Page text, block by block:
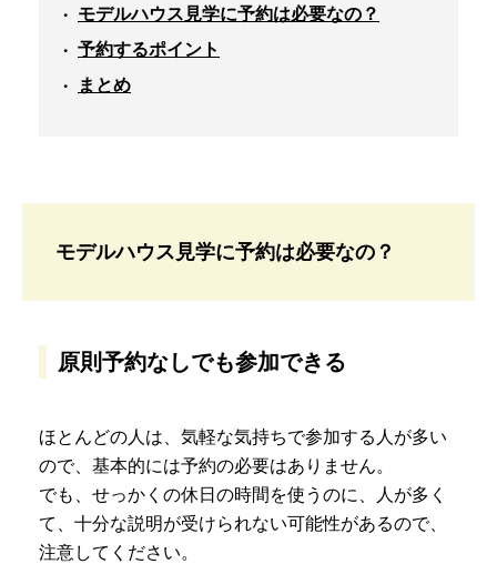
モデルハウス見学に予約は必要なの？
予約するポイント
まとめ
モデルハウス見学に予約は必要なの？
原則予約なしでも参加できる
ほとんどの人は、気軽な気持ちで参加する人が多い
ので、基本的には予約の必要はありません。
でも、せっかくの休日の時間を使うのに、人が多く
て、十分な説明が受けられない可能性があるので、
注意してください。